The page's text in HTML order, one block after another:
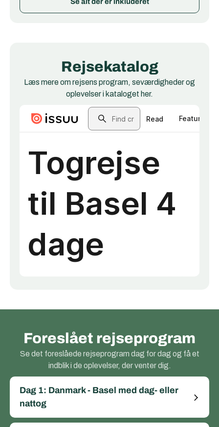
Se alt der er inkluderet
Rejsekatalog
Læs mere om rejsens program, seværdigheder og
oplevelser i kataloget her.
Foreslået rejseprogram
Se det foreslåede rejseprogram dag for dag og få et
indblik i de oplevelser, der venter dig.
Dag 1: Danmark - Basel med dag- eller
nattog